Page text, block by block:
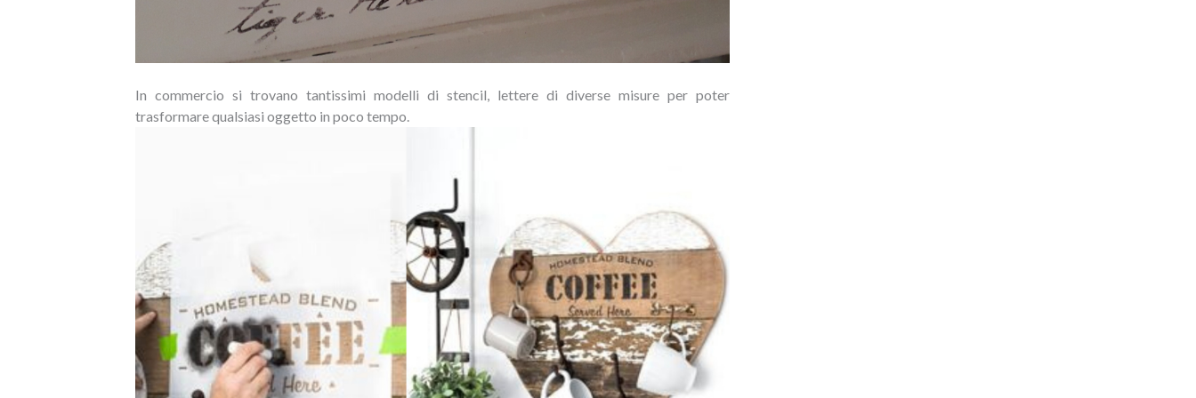
In commercio si trovano tantissimi modelli di stencil, lettere di diverse misure per poter
trasformare qualsiasi oggetto in poco tempo.